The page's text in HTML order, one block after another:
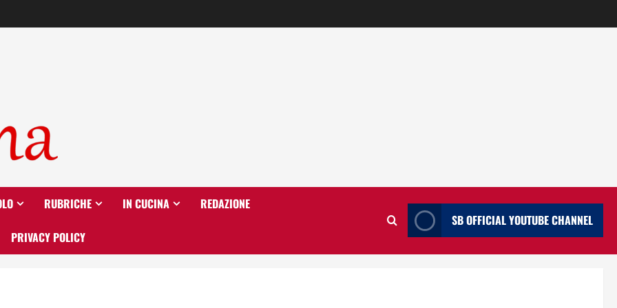
RUBRICHE IN CUCINA REDAZIONE
PRIVACY POLICY
SB OFFICIAL YOUTUBE CHANNEL